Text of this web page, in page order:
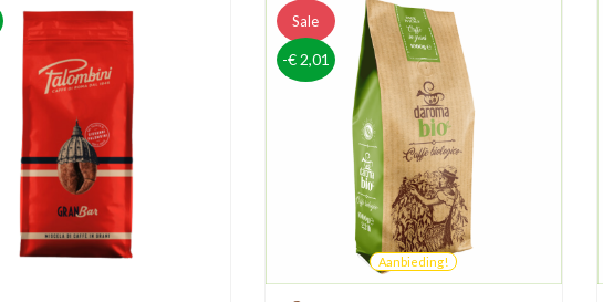
Sale
-€ 2,01
Aanbieding!